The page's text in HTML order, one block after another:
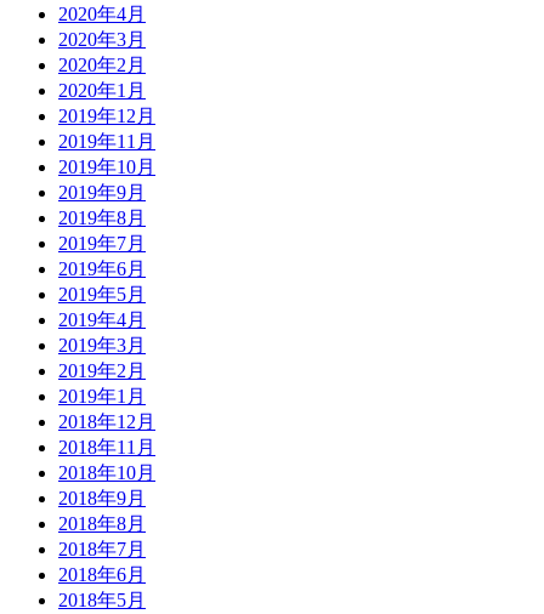
2020年4月
2020年3月
2020年2月
2020年1月
2019年12月
2019年11月
2019年10月
2019年9月
2019年8月
2019年7月
2019年6月
2019年5月
2019年4月
2019年3月
2019年2月
2019年1月
2018年12月
2018年11月
2018年10月
2018年9月
2018年8月
2018年7月
2018年6月
2018年5月